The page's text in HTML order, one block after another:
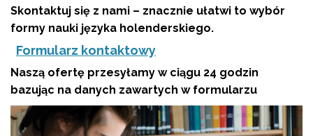
Skontaktuj się z nami – znacznie ułatwi to wybór
formy nauki języka holenderskiego.
Formularz kontaktowy
Naszą ofertę przesyłamy w ciągu 24 godzin
bazując na danych zawartych w formularzu